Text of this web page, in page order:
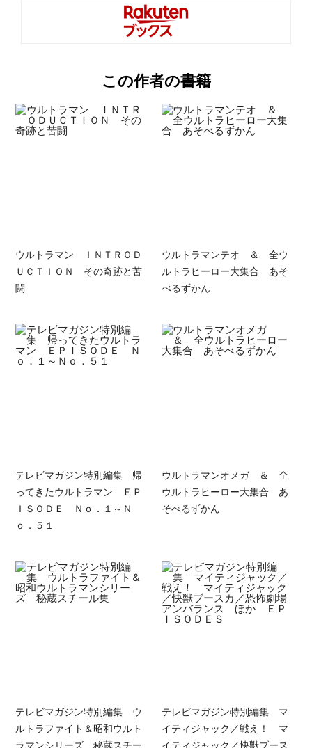
この作者の書籍
ウルトラマン ＩＮＴＲＯＤ
ＵＣＴＩＯＮ その奇跡と苦
闘
ウルトラマンテオ ＆ 全ウ
ルトラヒーロー大集合 あそ
べるずかん
テレビマガジン特別編集 帰
ってきたウルトラマン ＥＰ
ＩＳＯＤＥ Ｎｏ．１～Ｎ
ｏ．５１
ウルトラマンオメガ ＆ 全
ウルトラヒーロー大集合 あ
そべるずかん
テレビマガジン特別編集 ウ
ルトラファイト＆昭和ウルト
ラマンシリーズ 秘蔵スチー
テレビマガジン特別編集 マ
イティジャック／戦え！ マ
イティジャック／快獣ブース